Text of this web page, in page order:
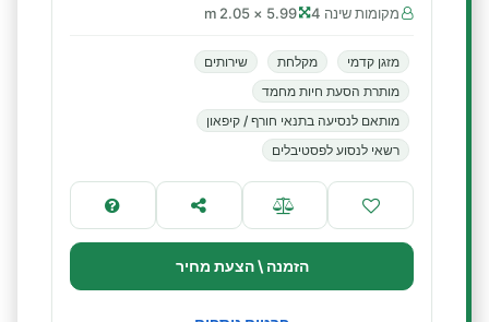
מקומות שינה 4 5.99 × 2.05 m
מזגן קדמי מקלחת
שירותים
מותרת הסעת חיות מחמד
מותאם לנסיעה בתנאי חורף / קיפאון
רשאי לנסוע לפסטיבלים
הזמנה \ הצעת מחיר